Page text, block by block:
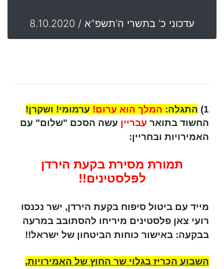
עדכוני כ' בתשרי ה'תשפ"א / 8.10.2020
1) התגלה: המלך הוא ערום! ערמומי! ושקרן!
החשוד בתואר עבריין עשה הסכם "שלום" עם
האמירויות ובחריין:
תמורת מסירת בקעת הירדן
לפלסטינים!!
מייד עם ביטול סיפוח בקעת הירדן, ישר נכנסו
רועי צאן פלסטינים מיריחו להסתובב במרעה
בבקעה: באישור כוחות הביטחון של ישראל!!
השבוע הכריז בגלוי שר החוץ של האמירויות,